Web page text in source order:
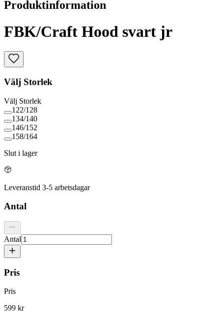
Produktinformation
FBK/Craft Hood svart jr
Välj Storlek
Välj Storlek
122/128
134/140
146/152
158/164
Slut i lager
Leveranstid 3-5 arbetsdagar
Antal
Antal
Pris
Pris
599 kr